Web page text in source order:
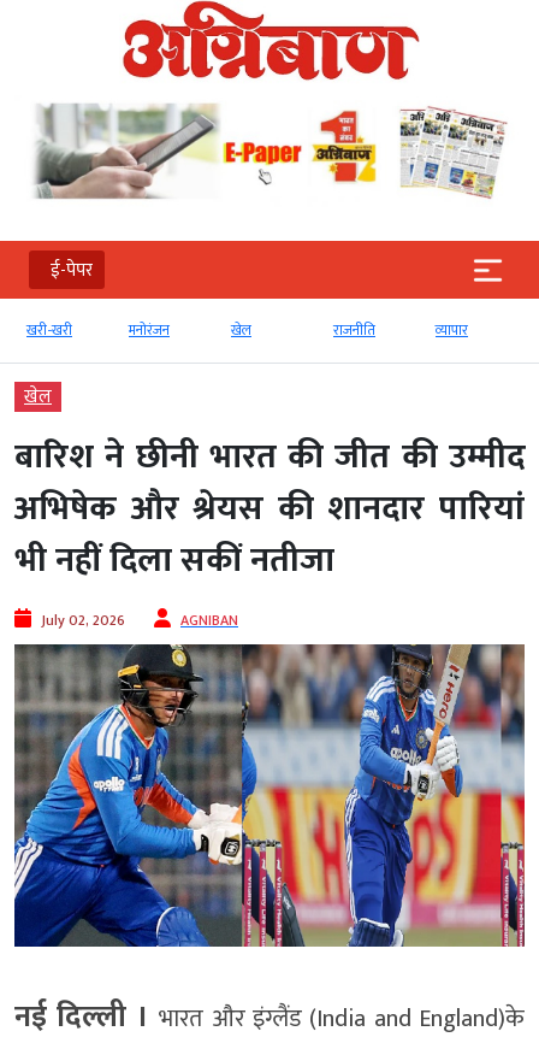
ई-पेपर
मनोरंजन खेल राजनीति व्‍यापार टेक्‍नोलॉजी
खेल
बारिश ने छीनी भारत की जीत की उम्मीद
अभिषेक और श्रेयस की शानदार पारियां
भी नहीं दिला सकीं नतीजा
July 02, 2026 AGNIBAN
नई दिल्ली ।भारत और इंग्लैंड (India and England)के